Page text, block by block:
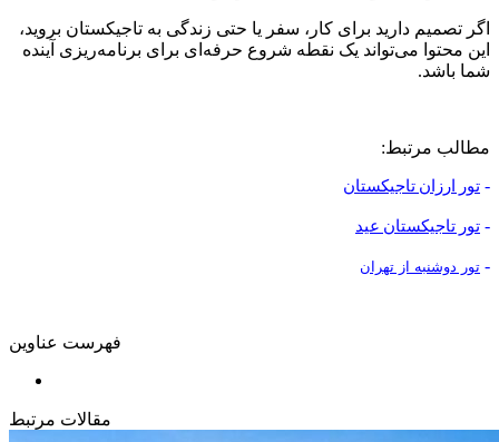
اگر تصمیم دارید برای کار، سفر یا حتی زندگی به تاجیکستان بروید،
این محتوا می‌تواند یک نقطه شروع حرفه‌ای برای برنامه‌ریزی آینده
شما باشد.
مطالب مرتبط:
- تور ارزان تاجیکستان
- تور تاجیکستان عید
- تور دوشنبه از تهران
فهرست عناوین
مقالات مرتبط